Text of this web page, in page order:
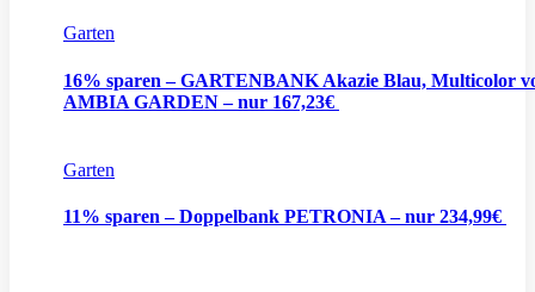
Garten
16% sparen – GARTENBANK Akazie Blau, Multicolor
AMBIA GARDEN – nur 167,23€
Garten
11% sparen – Doppelbank PETRONIA – nur 234,99€